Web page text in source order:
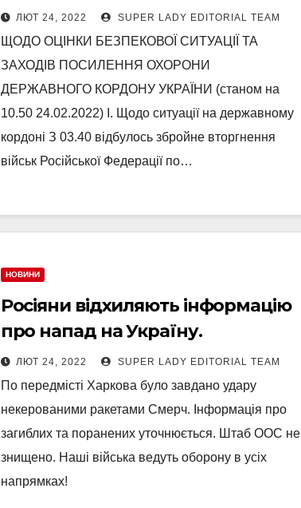
кордону України. Зведена ДПСУ
ЛЮТ 24, 2022 SUPER LADY EDITORIAL TEAM
ЩОДО ОЦІНКИ БЕЗПЕКОВОЇ СИТУАЦІЇ ТА
ЗАХОДІВ ПОСИЛЕННЯ ОХОРОНИ
ДЕРЖАВНОГО КОРДОНУ УКРАЇНИ (станом на
10.50 24.02.2022) І. Щодо ситуації на державному
кордоні З 03.40 відбулось збройне вторгнення
військ Російської Федерації по…
НОВИНИ
Росіяни відхиляють інформацію
про напад на Україну.
ЛЮТ 24, 2022 SUPER LADY EDITORIAL TEAM
По передмісті Харкова було завдано удару
некерованими ракетами Смерч. Інформація про
загиблих та поранених уточнюється. Штаб ООС не
знищено. Наші війська ведуть оборону в усіх
напрямках!